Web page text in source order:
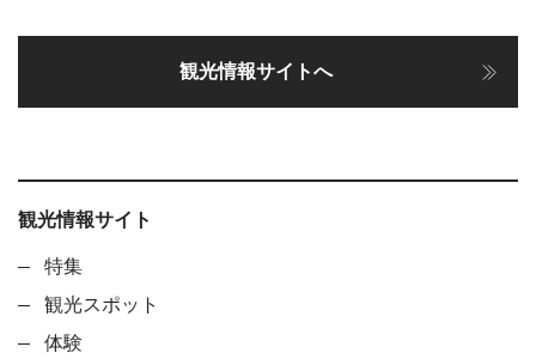
観光情報サイトへ
観光情報サイト
特集
観光スポット
体験